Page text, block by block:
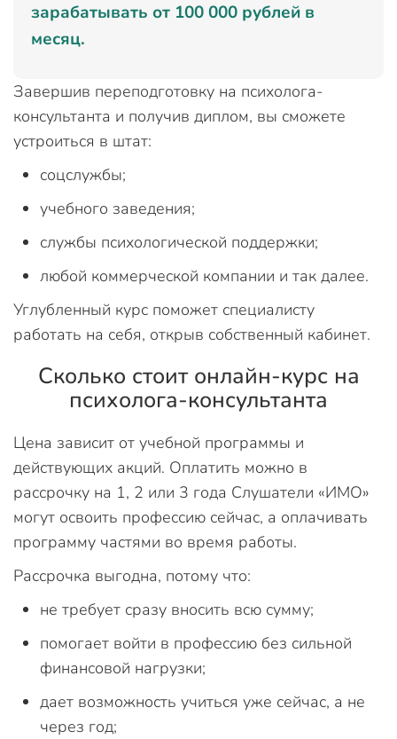
зарабатывать от 100 000 рублей в
месяц.
Завершив переподготовку на психолога-
консультанта и получив диплом, вы сможете
устроиться в штат:
соцслужбы;
учебного заведения;
службы психологической поддержки;
любой коммерческой компании и так далее.
Углубленный курс поможет специалисту
работать на себя, открыв собственный кабинет.
Сколько стоит онлайн-курс на
психолога-консультанта
Цена зависит от учебной программы и
действующих акций. Оплатить можно в
рассрочку на 1, 2 или 3 года Слушатели «ИМО»
могут освоить профессию сейчас, а оплачивать
программу частями во время работы.
Рассрочка выгодна, потому что:
не требует сразу вносить всю сумму;
помогает войти в профессию без сильной
финансовой нагрузки;
дает возможность учиться уже сейчас, а не
через год;